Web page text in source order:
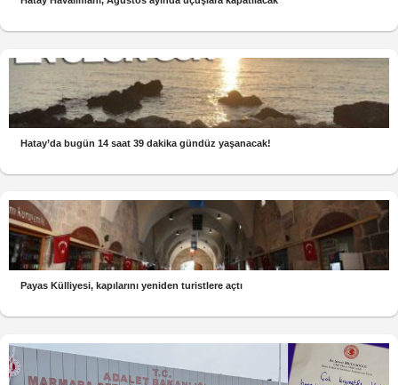
Hatay’da bugün 14 saat 39 dakika gündüz yaşanacak!
Payas Külliyesi, kapılarını yeniden turistlere açtı